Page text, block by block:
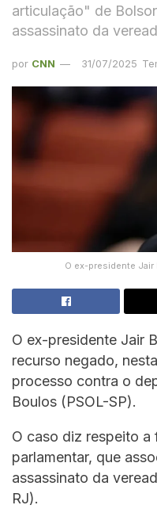
articulação" de
assassinato da
por CNN 31/07/2025
O ex-presidente
O ex-presidente Jair
recurso negado,
processo contra o
Boulos (PSOL-SP).
O caso diz respeito
parlamentar, que
assassinato da
RJ).